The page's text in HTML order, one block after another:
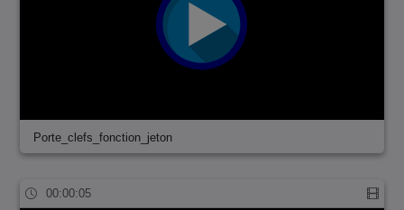
Porte_clefs_fonction_jeton
00:00:05